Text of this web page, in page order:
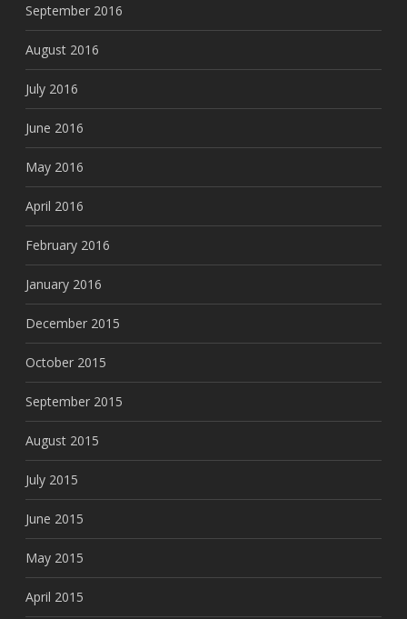
September 2016
August 2016
July 2016
June 2016
May 2016
April 2016
February 2016
January 2016
December 2015
October 2015
September 2015
August 2015
July 2015
June 2015
May 2015
April 2015